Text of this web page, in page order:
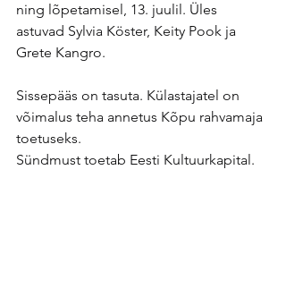
ning lõpetamisel, 13. juulil. Üles
astuvad Sylvia Köster, Keity Pook ja
Grete Kangro.
Sissepääs on tasuta. Külastajatel on
võimalus teha annetus Kõpu rahvamaja
toetuseks.
Sündmust toetab Eesti Kultuurkapital.